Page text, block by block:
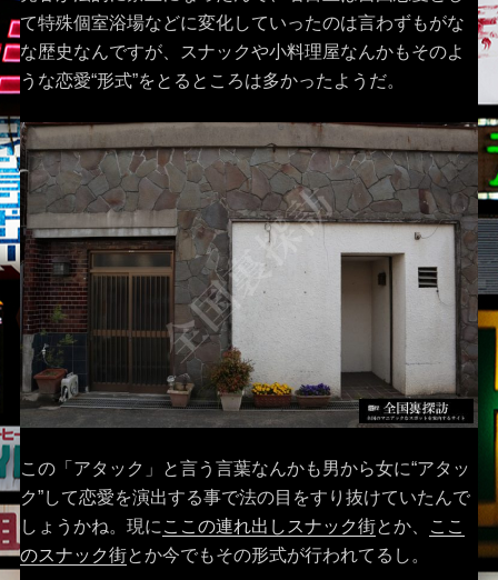
て特殊個室浴場などに変化していったのは言わずもがな
な歴史なんですが、スナックや小料理屋なんかもそのよ
うな恋愛“形式”をとるところは多かったようだ。
この「アタック」と言う言葉なんかも男から女に“アタッ
ク”して恋愛を演出する事で法の目をすり抜けていたんで
しょうかね。現に ここの連れ出しスナック街とか、
ここ
のスナック街とか今でもその形式が行われてるし。